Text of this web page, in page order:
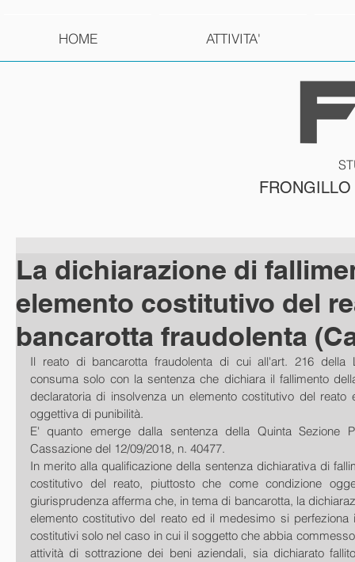
HOME ATTIVITA'
La dichiarazione di
elemento costitutivo del
bancarotta fraudolenta
Il reato di bancarotta fraudolenta di cui all'art. 216 della
consuma solo con la sentenza che dichiara il fallimento
declaratoria di insolvenza un elemento costitutivo del reato
oggettiva di punibilità.
E' quanto emerge dalla sentenza della Quinta Sezione
Cassazione del 12/09/2018, n. 40477.
In merito alla qualificazione della sentenza dichiarativa di
costitutivo del reato, piuttosto che come condizione
giurisprudenza afferma che, in tema di bancarotta, la
elemento costitutivo del reato ed il medesimo si perfeziona
costitutivi solo nel caso in cui il soggetto che abbia
attività di sottrazione dei beni aziendali, sia dichiarato